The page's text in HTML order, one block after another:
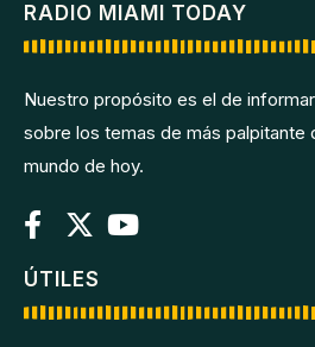
RADIO MIAMI TODAY
Nuestro propósito es el de
sobre los temas de más palpitante
mundo de hoy.
ÚTILES